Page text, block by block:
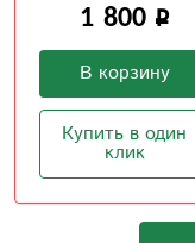
Купить в один
клик